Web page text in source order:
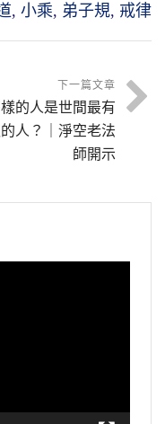
, 小乘, 弟子規, 戒律
下一篇文章
的人是世間最有
人？｜淨空老法
師開示